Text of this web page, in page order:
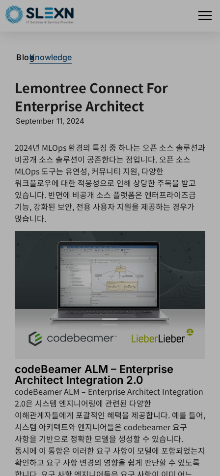
Blog
>
Knowledge
Lemontree Connect For
Enterprise Architect
September 11, 2024
2024년 MLOps 환경의 특징 중 하나는 오픈 소스 솔루션과
비공개 소스 솔루션이 공존한다는 점입니다. 오픈 소스
MLOps 도구는 유연성, 커뮤니티 지원, 다양한
워크플로우에 대한 적응성으로 인해 상당한 주목을 받고
있습니다. 반면에 비공개 소스 플랫폼은 엔터프라이즈급
기능, 강화된 보안, 전용 사용자 지원을 제공하는 경우가
많습니다.
codeBeamer ALM – Enterprise
Architect Integration 2.0
codeBeamer ALM – Enterprise Architect Integration
2.0은 시스템 엔지니어링에 관련된 다양한
이해관계자들에게 포괄적인 혜택을 제공합니다. 예를 들어,
시스템 아키텍트와 엔지니어들은 codebeamer 요구
사항을 기반으로 정확한 모델을 생성할 수 있습니다.
동시에 이 통합은 이러한 요구 사항이 모델에 포함되었는지
확인하고 요구 사항 변경의 영향을 쉽게 판단할 수 있도록